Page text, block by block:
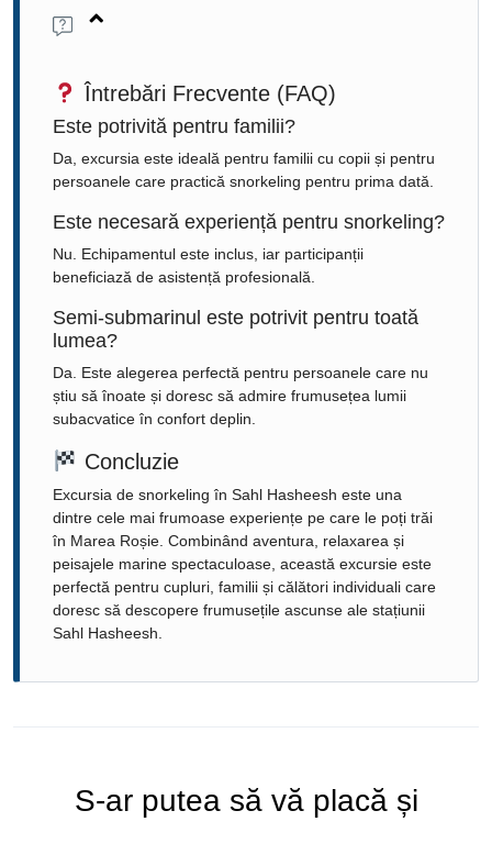
Întrebări Frecvente (FAQ)
Este potrivită pentru familii?
Da, excursia este ideală pentru familii cu copii și pentru
persoanele care practică snorkeling pentru prima dată.
Este necesară experiență pentru snorkeling?
Nu. Echipamentul este inclus, iar participanții
beneficiază de asistență profesională.
Semi-submarinul este potrivit pentru toată
lumea?
Da. Este alegerea perfectă pentru persoanele care nu
știu să înoate și doresc să admire frumusețea lumii
subacvatice în confort deplin.
Concluzie
Excursia de snorkeling în Sahl Hasheesh este una
dintre cele mai frumoase experiențe pe care le poți trăi
în Marea Roșie. Combinând aventura, relaxarea și
peisajele marine spectaculoase, această excursie este
perfectă pentru cupluri, familii și călători individuali care
doresc să descopere frumusețile ascunse ale stațiunii
Sahl Hasheesh.
S-ar putea să vă placă și